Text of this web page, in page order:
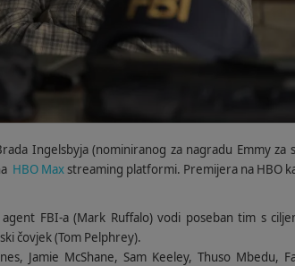
Ingelsbyja (nominiranog za nagradu Emmy za
HBO Maxstreaming platformi. Premijera na HBO
FBI-a (Mark Ruffalo) vodi poseban tim s
čovjek (Tom Pelphrey).
Jamie McShane, Sam Keeley, Thuso Mbedu,